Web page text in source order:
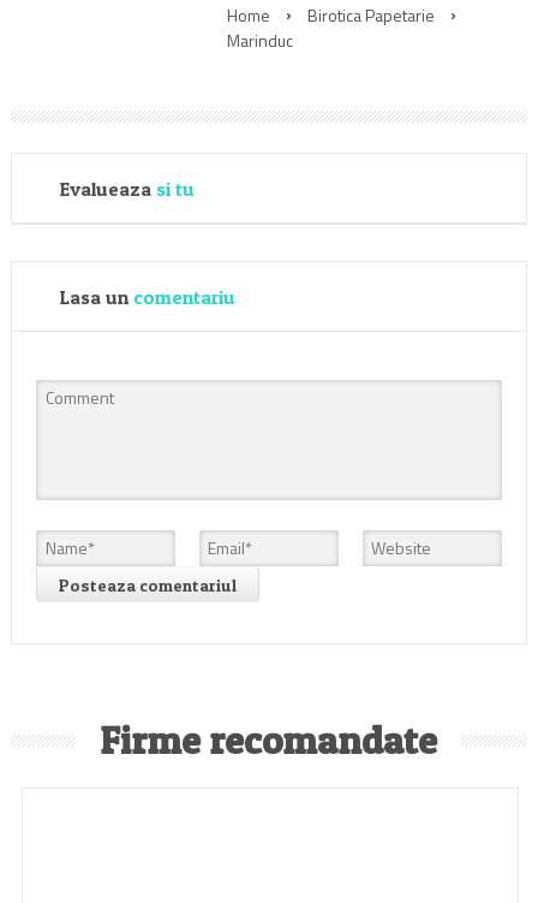
Home
Birotica Papetarie
Marinduc
Evalueaza si tu
Lasa un comentariu
Firme recomandate